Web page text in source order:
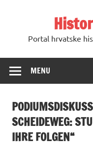
Portal hrvatske
MENU
SCHEIDEWEG:
IHRE FOLGEN“